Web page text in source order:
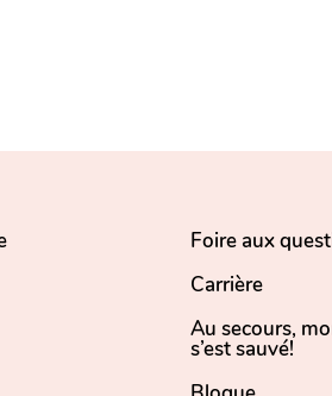
Foire aux
Carrière
Au secours,
s’est sauvé!